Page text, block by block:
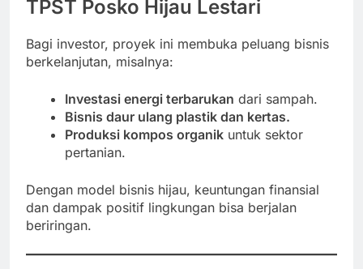
TPST Posko Hijau Lestari
Bagi investor, proyek ini membuka peluang bisnis
berkelanjutan, misalnya:
Investasi energi terbarukan dari sampah.
Bisnis daur ulang plastik dan kertas.
Produksi kompos organik untuk sektor
pertanian.
Dengan model bisnis hijau, keuntungan finansial
dan dampak positif lingkungan bisa berjalan
beriringan.